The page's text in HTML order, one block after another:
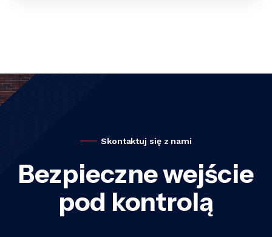
Skontaktuj się z nami
Bezpieczne wejście
pod kontrolą